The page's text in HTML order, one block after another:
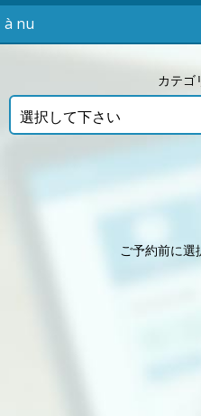
à nu
カテゴ
選択して下さい
ご予約前に選